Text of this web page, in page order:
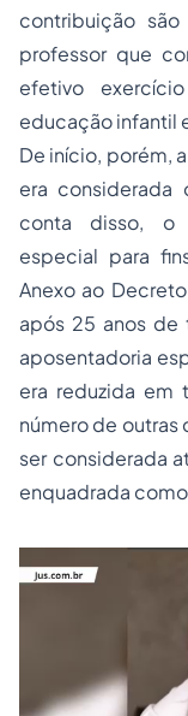
contribuição
professor que
efetivo
educaçãoinfantil
De início, porém,
era considerada
conta disso, o
especial para
Anexo ao
após 25 anos de
aposentadoria
era reduzida em
número de outras
ser considerada
enquadrada